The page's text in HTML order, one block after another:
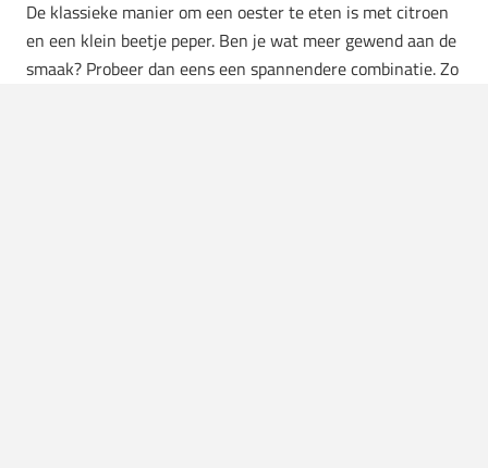
De klassieke manier om een oester te eten is met citroen
en een klein beetje peper. Ben je wat meer gewend aan de
smaak? Probeer dan eens een spannendere combinatie. Zo